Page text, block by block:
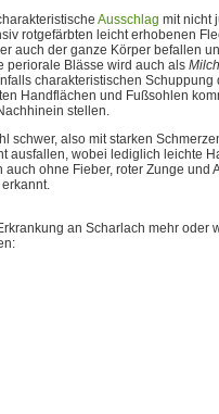
Ausschlag mit nicht
rotgefärbten leicht erhobenen
auch der ganze Körper befallen
periorale Blässe wird auch als
charakteristischen
Handflächen und Fußsohlen
stellen.
schwer, also mit starken
ausfallen, wobei lediglich leichte
ohne Fieber, roter Zunge und
an Scharlach mehr oder